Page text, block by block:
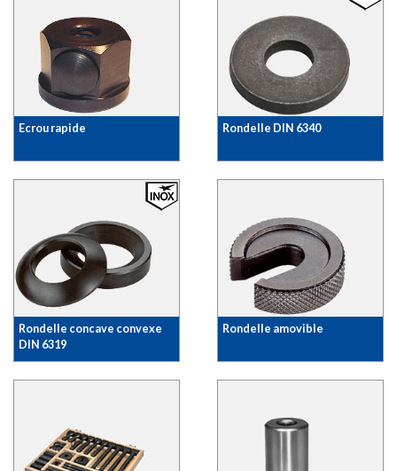
Ecrou rapide Rondelle DIN 6340
Rondelle concave convexe
DIN 6319
Rondelle amovible